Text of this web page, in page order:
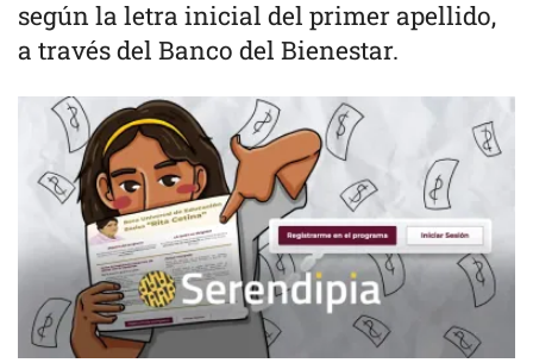
según la letra inicial del primer apellido,
a través del Banco del Bienestar.